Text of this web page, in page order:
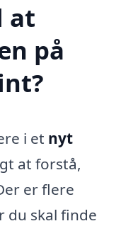
at
på
i et nyt
at forstå,
er flere
du skal finde